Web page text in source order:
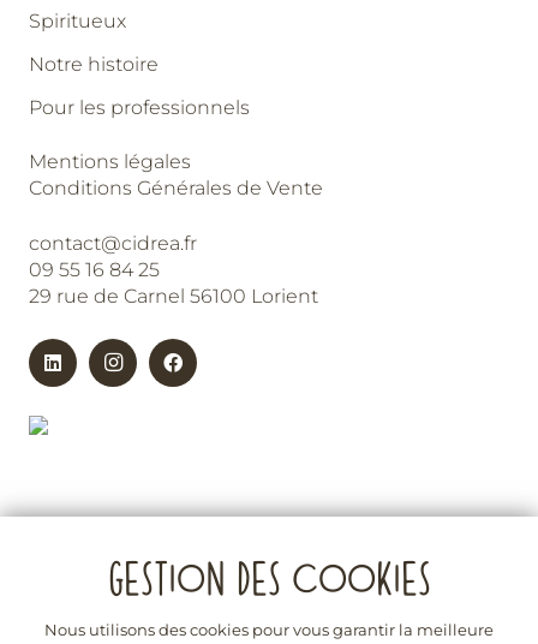
Spiritueux
Notre histoire
Pour les professionnels
Mentions légales
Conditions Générales de Vente
contact@cidrea.fr
09 55 16 84 25
29 rue de Carnel 56100 Lorient
Nous utilisons des cookies pour vous garantir la meilleure